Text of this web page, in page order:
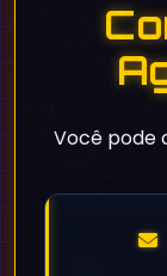
Você pode